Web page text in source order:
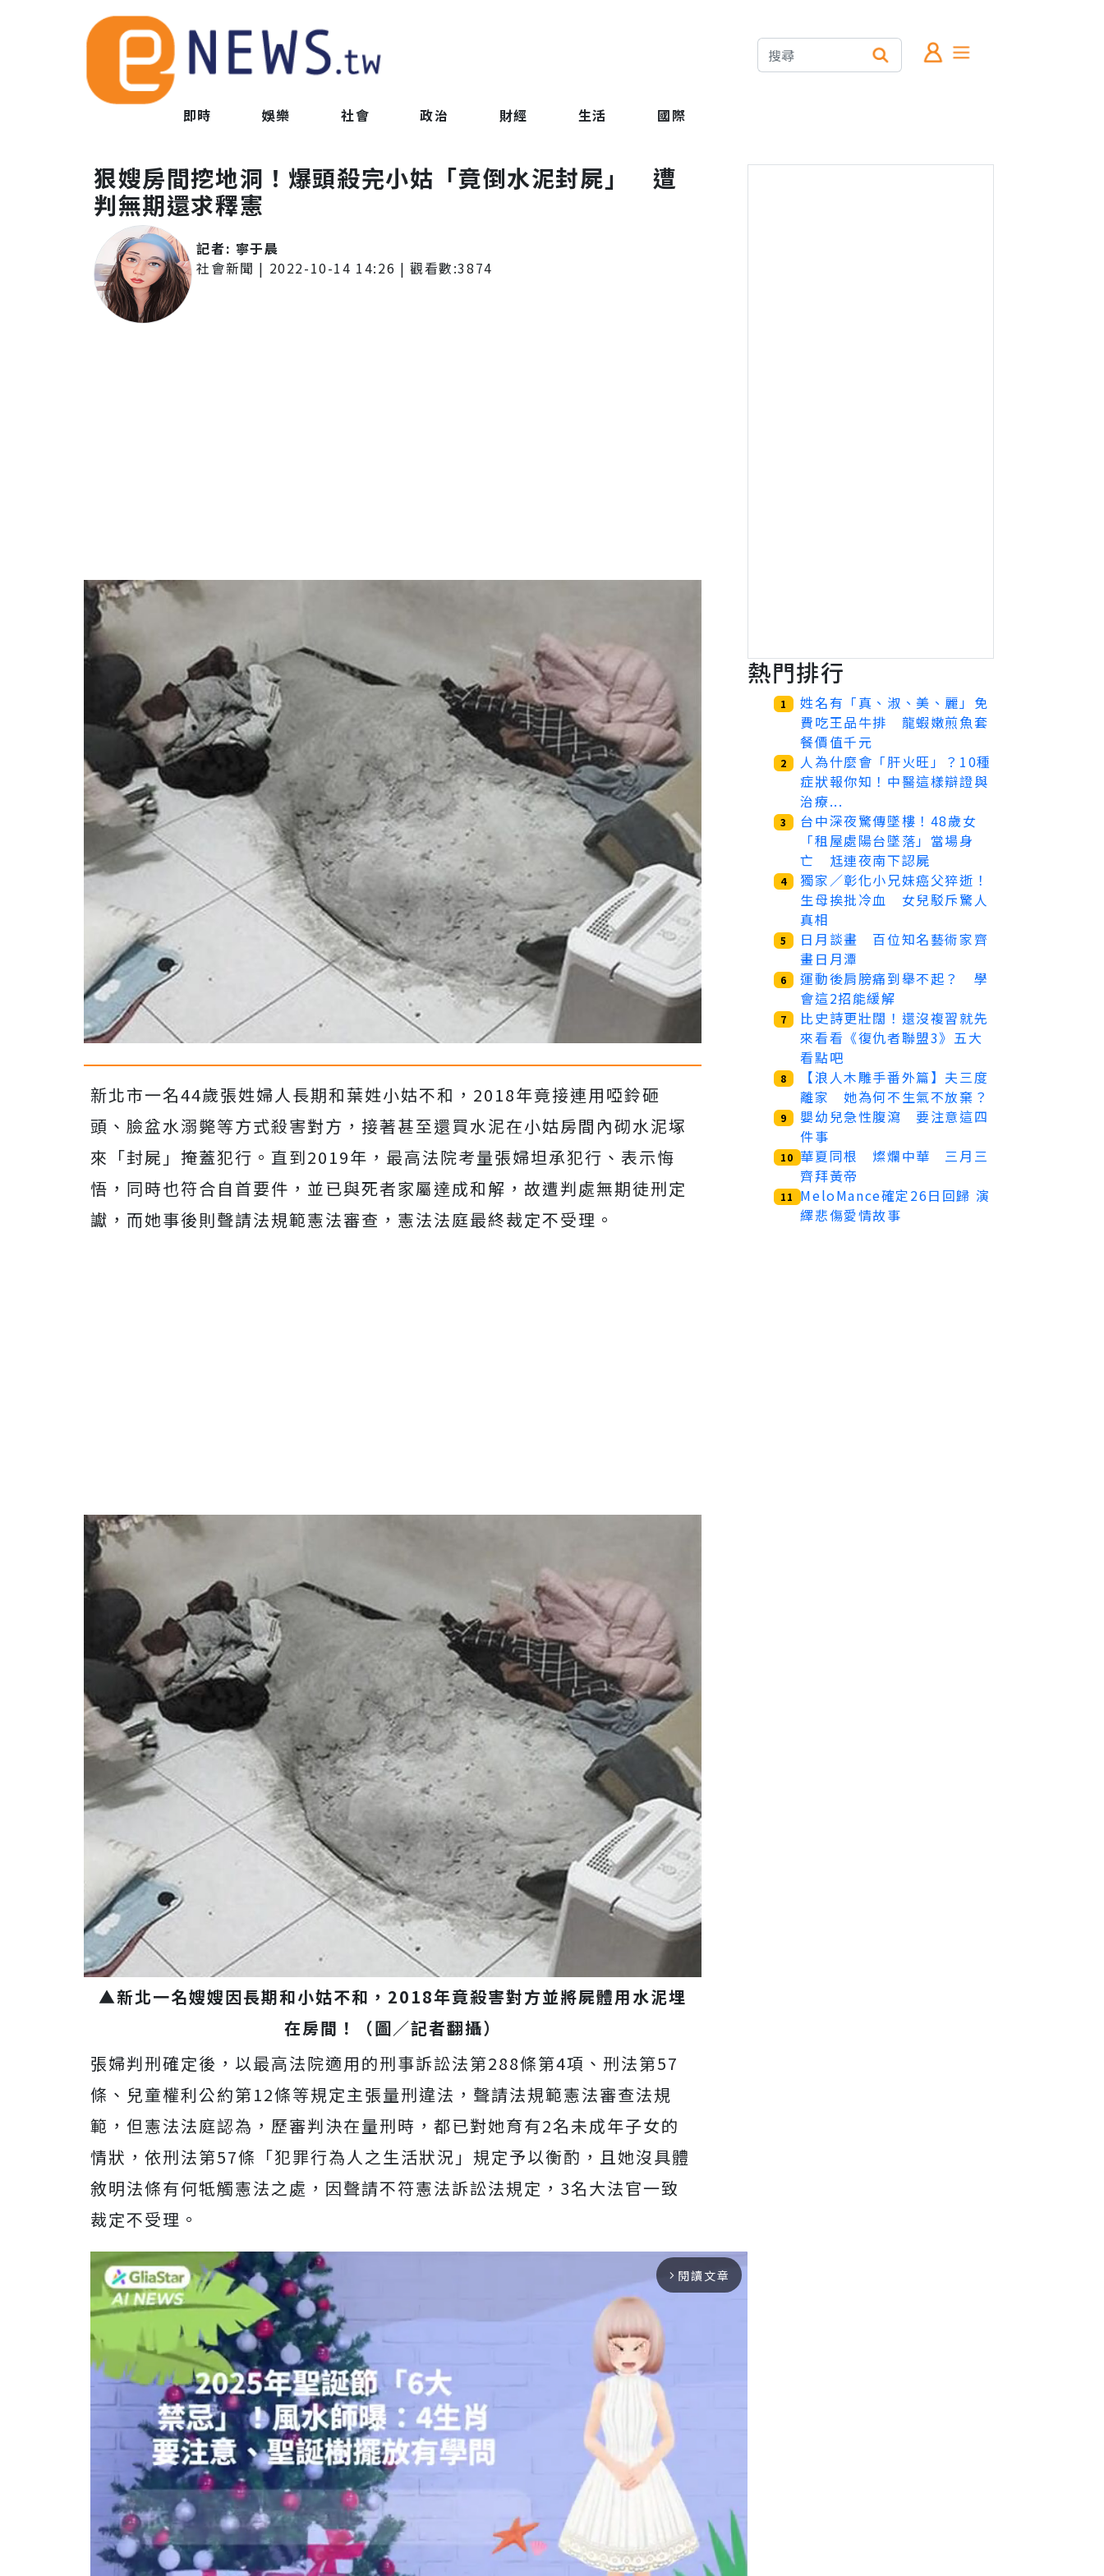
即時 娛樂 社會 政治 財經 生活 國際
狠嫂房間挖地洞！爆頭殺完小姑「竟倒水泥封屍」 遭
判無期還求釋憲
記者: 寧于晨
社會新聞 | 2022-10-14 14:26 | 觀看數:3874
新北市一名44歲張姓婦人長期和葉姓小姑不和，2018年竟接連用啞鈴砸
頭、臉盆水溺斃等方式殺害對方，接著甚至還買水泥在小姑房間內砌水泥塚
來「封屍」掩蓋犯行。直到2019年，最高法院考量張婦坦承犯行、表示悔
悟，同時也符合自首要件，並已與死者家屬達成和解，故遭判處無期徒刑定
讞，而她事後則聲請法規範憲法審查，憲法法庭最終裁定不受理。
▲新北一名嫂嫂因長期和小姑不和，2018年竟殺害對方並將屍體用水泥埋
在房間！（圖／記者翻攝）
張婦判刑確定後，以最高法院適用的刑事訴訟法第288條第4項、刑法第57
條、兒童權利公約第12條等規定主張量刑違法，聲請法規範憲法審查法規
範，但憲法法庭認為，歷審判決在量刑時，都已對她育有2名未成年子女的
情狀，依刑法第57條「犯罪行為人之生活狀況」規定予以衡酌，且她沒具體
敘明法條有何牴觸憲法之處，因聲請不符憲法訴訟法規定，3名大法官一致
裁定不受理。
arrow_forward_ios 閱讀文章
熱門排行
1
姓名有「真、淑、美、麗」免
費吃王品牛排 龍蝦嫩煎魚套
餐價值千元
2
人為什麼會「肝火旺」？10種
症狀報你知！中醫這樣辯證與
治療...
3
台中深夜驚傳墜樓！48歲女
「租屋處陽台墜落」當場身
亡 尪連夜南下認屍
4
獨家／彰化小兄妹癌父猝逝！
生母挨批冷血 女兒駁斥驚人
真相
5
日月談畫 百位知名藝術家齊
畫日月潭
6
運動後肩膀痛到舉不起？ 學
會這2招能緩解
7
比史詩更壯闊！還沒複習就先
來看看《復仇者聯盟3》五大
看點吧
8
【浪人木雕手番外篇】夫三度
離家 她為何不生氣不放棄？
9
嬰幼兒急性腹瀉 要注意這四
件事
10 華夏同根 燦爛中華 三月三
齊拜黃帝
11
MeloMance確定26日回歸 演
繹悲傷愛情故事